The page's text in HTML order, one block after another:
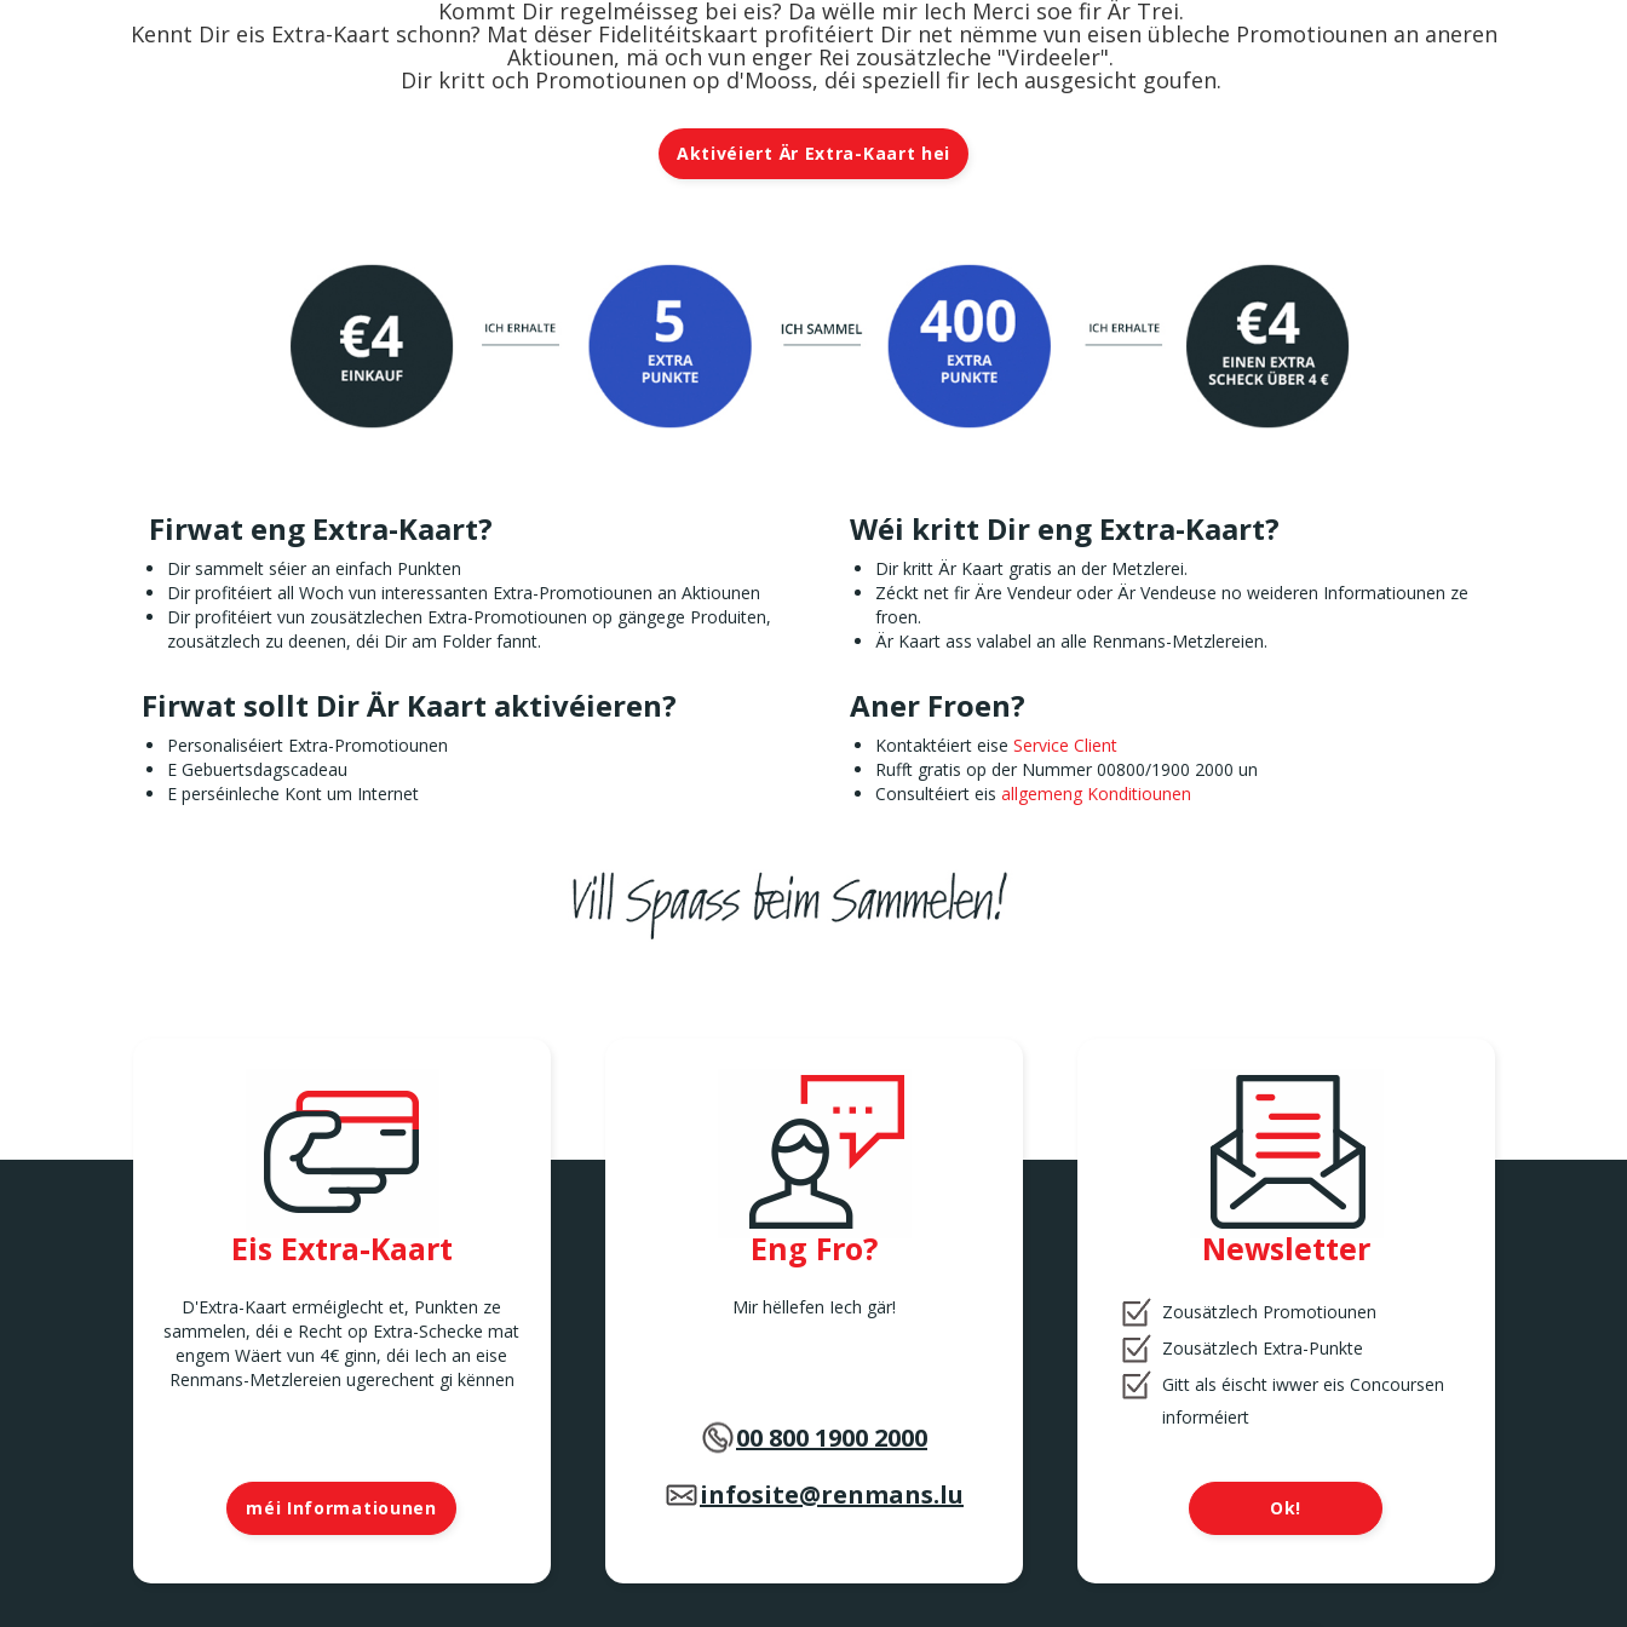
Kommt Dir regelméisseg bei eis? Da wëlle mir Iech Merci soe fir Är Trei.
Kennt Dir eis Extra-Kaart schonn? Mat dëser Fidelitéitskaart profitéiert Dir net nëmme vun eisen übleche Promotiounen an aneren
Aktiounen, mä och vun enger Rei zousätzleche "Virdeeler".
Dir kritt och Promotiounen op d'Mooss, déi speziell fir Iech ausgesicht goufen.
Aktivéiert Är Extra-Kaart hei
Firwat eng Extra-Kaart?
Dir sammelt séier an einfach Punkten
Dir profitéiert all Woch vun interessanten Extra-Promotiounen an Aktiounen
Dir profitéiert vun zousätzlechen Extra-Promotiounen op gängege Produiten,
zousätzlech zu deenen, déi Dir am Folder fannt.
Wéi kritt Dir eng Extra-Kaart?
Dir kritt Är Kaart gratis an der Metzlerei.
Zéckt net fir Äre Vendeur oder Är Vendeuse no weideren Informatiounen ze
froen.
Är Kaart ass valabel an alle Renmans-Metzlereien.
Firwat sollt Dir Är Kaart aktivéieren?
Personaliséiert Extra-Promotiounen
E Gebuertsdagscadeau
E perséinleche Kont um Internet
Aner Froen?
Kontaktéiert eise Service Client
Rufft gratis op der Nummer 00800/1900 2000 un
Consultéiert eis allgemeng Konditiounen
Eis Extra-Kaart
D'Extra-Kaart erméiglecht et, Punkten ze
sammelen, déi e Recht op Extra-Schecke mat
engem Wäert vun 4€ ginn, déi Iech an eise
Renmans-Metzlereien ugerechent gi kënnen
méi Informatiounen
Eng Fro?
Mir hëllefen Iech gär!
00 800 1900 2000
infosite@renmans.lu
Newsletter
Zousätzlech Promotiounen
Zousätzlech Extra-Punkte
Gitt als éischt iwwer eis Concoursen
informéiert
Ok!